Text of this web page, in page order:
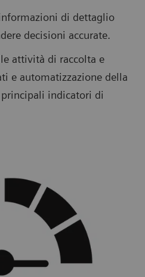
di dettaglio
decisioni accurate.
attività di raccolta e
e automatizzazione della
indicatori di